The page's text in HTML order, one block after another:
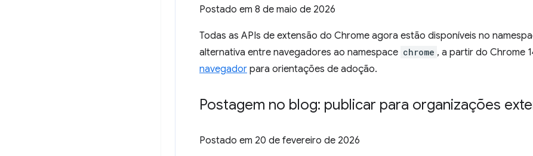
Postado em 8 de maio de 2026
Todas as APIs de extensão do Chrome agora estão disponíveis no
alternativa entre navegadores ao namespace chrome , a partir do Chrome
navegador para orientações de adoção.
Postagem no blog: publicar para organizações
Postado em 20 de fevereiro de 2026